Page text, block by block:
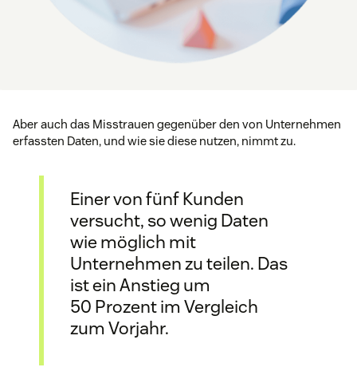
Aber auch das Misstrauen gegenüber den von Unternehmen
erfassten Daten, und wie sie diese nutzen, nimmt zu.
Einer von fünf Kunden
versucht, so wenig Daten
wie möglich mit
Unternehmen zu teilen. Das
ist ein Anstieg um
50 Prozent im Vergleich
zum Vorjahr.